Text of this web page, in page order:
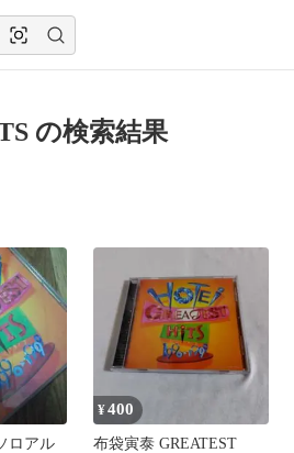
の検索結果
ロアル
¥400
布袋寅泰 GREATEST